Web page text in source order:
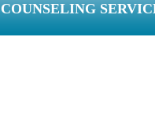
COUNSELING